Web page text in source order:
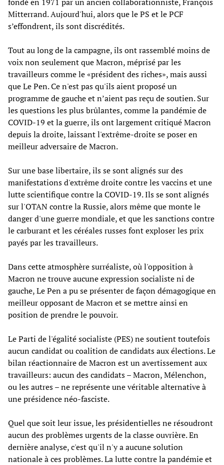
Mitterrand. Aujourd'hui, alors que le PS et le PCF
s’effondrent, ils sont discrédités.
Tout au long de la campagne, ils ont rassemblé moins de
voix non seulement que Macron, méprisé par les
travailleurs comme le «président des riches», mais aussi
que Le Pen. Ce n'est pas qu'ils aient proposé un
programme de gauche et n’aient pas reçu de soutien. Sur
les questions les plus brûlantes, comme la pandémie de
COVID-19 et la guerre, ils ont largement critiqué Macron
depuis la droite, laissant l'extrême-droite se poser en
meilleur adversaire de Macron.
Sur une base libertaire, ils se sont alignés sur des
manifestations d'extrême droite contre les vaccins et une
lutte scientifique contre la COVID-19. Ils se sont alignés
sur l'OTAN contre la Russie, alors même que monte le
danger d'une guerre mondiale, et que les sanctions contre
le carburant et les céréales russes font exploser les prix
payés par les travailleurs.
Dans cette atmosphère surréaliste, où l'opposition à
Macron ne trouve aucune expression socialiste ni de
gauche, Le Pen a pu se présenter de façon démagogique en
meilleur opposant de Macron et se mettre ainsi en
position de prendre le pouvoir.
Le Parti de l'égalité socialiste (PES) ne soutient toutefois
aucun candidat ou coalition de candidats aux élections. Le
bilan réactionnaire de Macron est un avertissement aux
travailleurs: aucun des candidats – Macron, Mélenchon,
ou les autres – ne représente une véritable alternative à
une présidence néo-fasciste.
Quel que soit leur issue, les présidentielles ne résoudront
aucun des problèmes urgents de la classe ouvrière. En
dernière analyse, c'est qu'il n'y a aucune solution
nationale à ces problèmes. La lutte contre la pandémie et